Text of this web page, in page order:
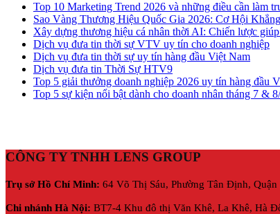
Top 10 Marketing Trend 2026 và những điều cần làm
Sao Vàng Thương Hiệu Quốc Gia 2026: Cơ Hội
Xây dựng thương hiệu cá nhân thời AI: Chiến lược
Dịch vụ đưa tin thời sự VTV uy tín cho doanh nghiệp
Dịch vụ đưa tin thời sự uy tín hàng đầu Việt Nam
Dịch vụ đưa tin Thời Sự HTV9
Top 5 giải thưởng doanh nghiệp 2026 uy tín hàng đầu
Top 5 sự kiện nổi bật dành cho doanh nhân tháng 7 &
CÔNG TY TNHH LENS GROUP
Trụ sở Hồ Chí Minh: 64 Võ Thị Sáu, Phường Tân Định,
Chi nhánh Hà Nội: BT7-4 Khu đô thị Văn Khê, La Khê, Hà